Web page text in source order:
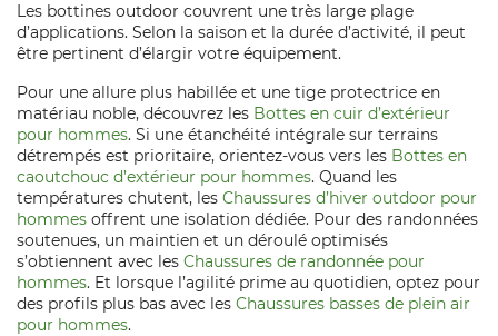
Les bottines outdoor couvrent une très large plage
d’applications. Selon la saison et la durée d’activité, il peut
être pertinent d’élargir votre équipement.
Pour une allure plus habillée et une tige protectrice en
matériau noble, découvrez les Bottes en cuir d’extérieur
pour hommes. Si une étanchéité intégrale sur terrains
détrempés est prioritaire, orientez-vous vers les Bottes en
caoutchouc d’extérieur pour hommes. Quand les
températures chutent, les Chaussures d’hiver outdoor pour
hommes offrent une isolation dédiée. Pour des randonnées
soutenues, un maintien et un déroulé optimisés
s’obtiennent avec les Chaussures de randonnée pour
hommes. Et lorsque l’agilité prime au quotidien, optez pour
des profils plus bas avec les Chaussures basses de plein air
pour hommes.